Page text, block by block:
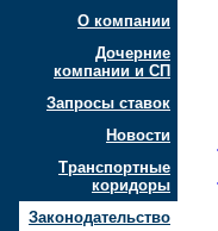
О компании
Дочерние
компании и СП
Запросы ставок
Новости
Транспортные
коридоры
Законодательство